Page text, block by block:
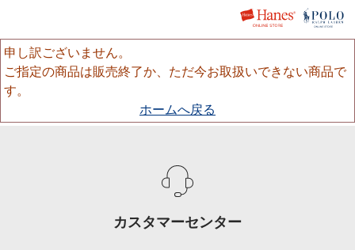
申し訳ございません。
ご指定の商品は販売終了か、ただ今お取扱いできない商品で
す。
ホームへ戻る
カスタマーセンター